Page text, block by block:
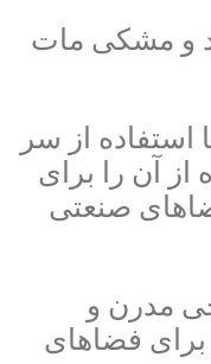
و مشکی مات
استفاده از سر
از آن را برای
صنعتی
مدرن و
برای فضاهای